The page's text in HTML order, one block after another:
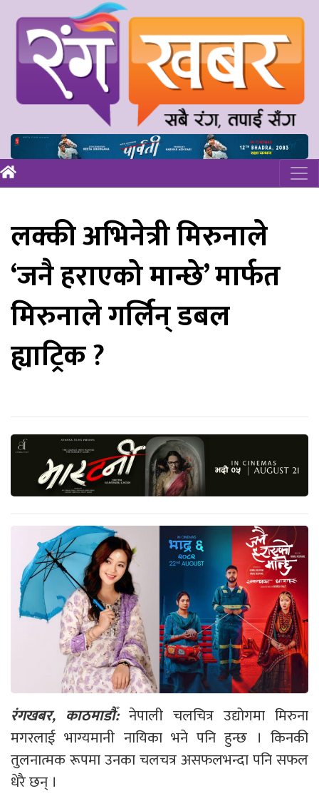
लक्की अभिनेत्री मिरुनाले
‘जनै हराएको मान्छे’ मार्फत
मिरुनाले गर्लिन् डबल
ह्याट्रिक ?
रंगखबर, काठमाडौँ:नेपाली चलचित्र उद्योगमा मिरुना
मगरलाई भाग्यमानी नायिका भने पनि हुन्छ । किनकी
तुलनात्मक रूपमा उनका चलचत्र असफलभन्दा पनि सफल
धेरै छन् ।